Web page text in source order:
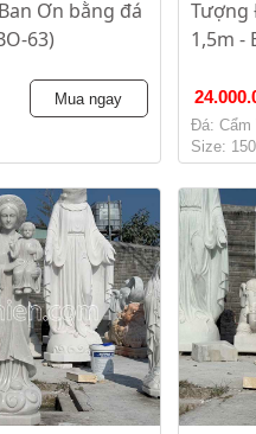
Ơn bằng đá
63)
Mua ngay
Tượng
1,5m -
Đá: Cẩm
Size: